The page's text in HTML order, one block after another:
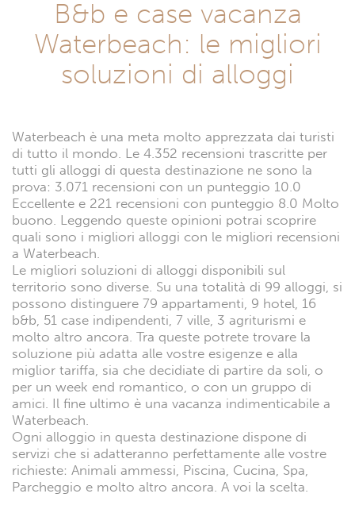
B&b e case vacanza
Waterbeach: le migliori
soluzioni di alloggi
Waterbeach è una meta molto apprezzata dai turisti
di tutto il mondo. Le 4.352 recensioni trascritte per
tutti gli alloggi di questa destinazione ne sono la
prova: 3.071 recensioni con un punteggio 10.0
Eccellente e 221 recensioni con punteggio 8.0 Molto
buono. Leggendo queste opinioni potrai scoprire
quali sono i migliori alloggi con le migliori recensioni
a Waterbeach.
Le migliori soluzioni di alloggi disponibili sul
territorio sono diverse. Su una totalità di 99 alloggi, si
possono distinguere 79 appartamenti, 9 hotel, 16
b&b, 51 case indipendenti, 7 ville, 3 agriturismi e
molto altro ancora. Tra queste potrete trovare la
soluzione più adatta alle vostre esigenze e alla
miglior tariffa, sia che decidiate di partire da soli, o
per un week end romantico, o con un gruppo di
amici. Il fine ultimo è una vacanza indimenticabile a
Waterbeach.
Ogni alloggio in questa destinazione dispone di
servizi che si adatteranno perfettamente alle vostre
richieste: Animali ammessi, Piscina, Cucina, Spa,
Parcheggio e molto altro ancora. A voi la scelta.